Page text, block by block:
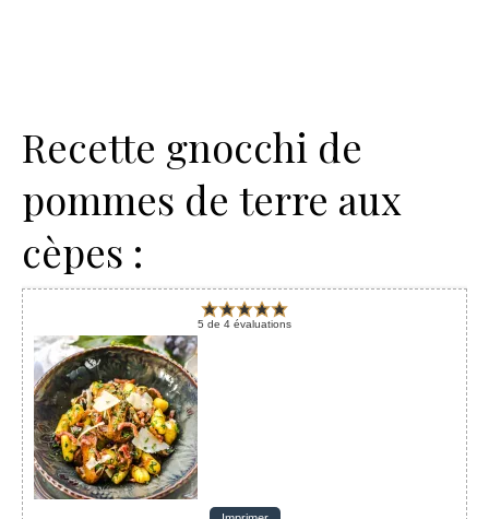
Recette gnocchi de
pommes de terre aux
cèpes :
5 de 4 évaluations